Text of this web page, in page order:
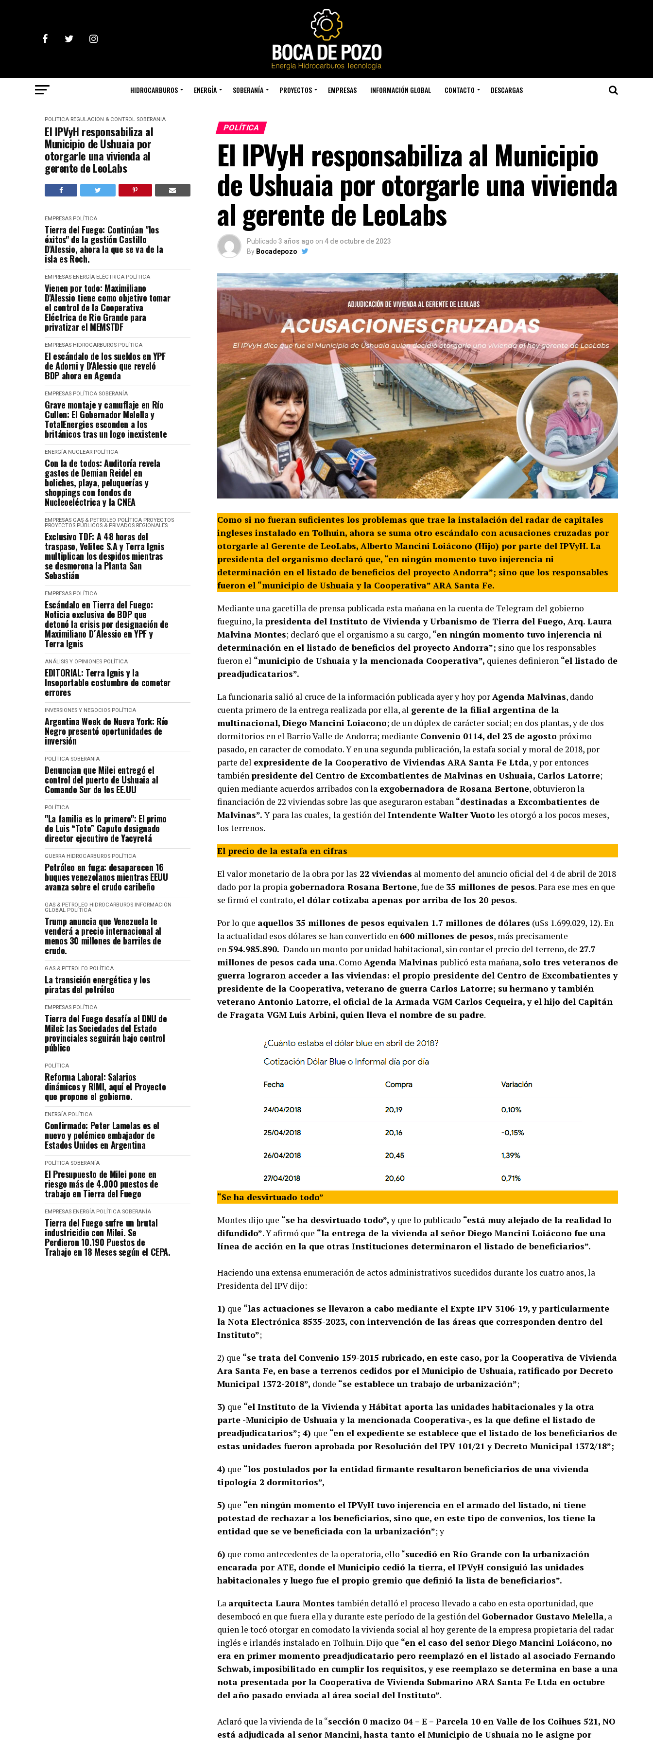
HIDROCARBUROS ENERGÍA SOBERANÍA PROYECTOS EMPRESAS INFORMACIÓN GLOBAL CONTACTO DESCARGAS
POLÍTICA REGULACIÓN & CONTROL SOBERANÍA
El IPVyH responsabiliza al
Municipio de Ushuaia por
otorgarle una vivienda al
gerente de LeoLabs
EMPRESAS POLÍTICA
Tierra del Fuego: Continúan "los
éxitos" de la gestión Castillo
D'Alessio, ahora la que se va de la
isla es Roch.
EMPRESAS ENERGÍA ELÉCTRICA POLÍTICA
Vienen por todo: Maximiliano
D'Alessio tiene como objetivo tomar
el control de la Cooperativa
Eléctrica de Rio Grande para
privatizar el MEMSTDF
EMPRESAS HIDROCARBUROS POLÍTICA
El escándalo de los sueldos en YPF
de Adorni y D'Alessio que reveló
BDP ahora en Agenda
EMPRESAS POLÍTICA SOBERANÍA
Grave montaje y camuflaje en Río
Cullen: El Gobernador Melella y
TotalEnergies esconden a los
británicos tras un logo inexistente
ENERGÍA NUCLEAR POLÍTICA
Con la de todos: Auditoría revela
gastos de Demian Reidel en
boliches, playa, peluquerías y
shoppings con fondos de
Nucleoeléctrica y la CNEA
EMPRESAS GAS & PETROLEO POLÍTICA PROYECTOS
PROYECTOS PÚBLICOS & PRIVADOS REGIONALES
Exclusivo TDF: A 48 horas del
traspaso, Velitec S.A y Terra Ignis
multiplican los despidos mientras
se desmorona la Planta San
Sebastián
EMPRESAS POLÍTICA
Escándalo en Tierra del Fuego:
Noticia exclusiva de BDP que
detonó la crisis por designación de
Maximiliano D´Alessio en YPF y
Terra Ignis
ANÁLISIS Y OPINIONES POLÍTICA
EDITORIAL: Terra Ignis y la
Insoportable costumbre de cometer
errores
INVERSIONES Y NEGOCIOS POLÍTICA
Argentina Week de Nueva York: Río
Negro presentó oportunidades de
inversión
POLÍTICA SOBERANÍA
Denuncian que Milei entregó el
control del puerto de Ushuaia al
Comando Sur de los EE.UU
POLÍTICA
"La familia es lo primero": El primo
de Luis “Toto” Caputo designado
director ejecutivo de Yacyretá
GUERRA HIDROCARBUROS POLÍTICA
Petróleo en fuga: desaparecen 16
buques venezolanos mientras EEUU
avanza sobre el crudo caribeño
GAS & PETROLEO HIDROCARBUROS INFORMACIÓN
GLOBAL POLÍTICA
Trump anuncia que Venezuela le
venderá a precio internacional al
menos 30 millones de barriles de
crudo.
GAS & PETROLEO POLÍTICA
La transición energética y los
piratas del petróleo
EMPRESAS POLÍTICA
Tierra del Fuego desafía al DNU de
Milei: las Sociedades del Estado
provinciales seguirán bajo control
público
POLÍTICA
Reforma Laboral: Salarios
dinámicos y RIMI, aquí el Proyecto
que propone el gobierno.
ENERGÍA POLÍTICA
Confirmado: Peter Lamelas es el
nuevo y polémico embajador de
Estados Unidos en Argentina
POLÍTICA SOBERANÍA
El Presupuesto de Milei pone en
riesgo más de 4.000 puestos de
trabajo en Tierra del Fuego
EMPRESAS ENERGÍA POLÍTICA SOBERANÍA
Tierra del Fuego sufre un brutal
industricidio con Milei. Se
Perdieron 10.190 Puestos de
Trabajo en 18 Meses según el CEPA.
POLÍTICA
El IPVyH responsabiliza al Municipio
de Ushuaia por otorgarle una vivienda
al gerente de LeoLabs
Publicado 3 años ago on 4 de octubre de 2023
By Bocadepozo
Como si no fueran suficientes los problemas que trae la instalación del radar de capitales
ingleses instalado en Tolhuin, ahora se suma otro escándalo con acusaciones cruzadas por
otorgarle al Gerente de LeoLabs, Alberto Mancini Loiácono (Hijo) por parte del IPVyH. La
presidenta del organismo declaró que, “en ningún momento tuvo injerencia ni
determinación en el listado de beneficios del proyecto Andorra”; sino que los responsables
fueron el “municipio de Ushuaia y la Cooperativa” ARA Santa Fe.
Mediante una gacetilla de prensa publicada esta mañana en la cuenta de Telegram del gobierno
fueguino, la presidenta del Instituto de Vivienda y Urbanismo de Tierra del Fuego, Arq. Laura
Malvina Montes; declaró que el organismo a su cargo, “en ningún momento tuvo injerencia ni
determinación en el listado de beneficios del proyecto Andorra”; sino que los responsables
fueron el “municipio de Ushuaia y la mencionada Cooperativa”, quienes definieron “el listado de
preadjudicatarios”.
La funcionaria salió al cruce de la información publicada ayer y hoy porAgenda Malvinas, dando
cuenta primero de la entrega realizada por ella, al gerente de la filial argentina de la
multinacional, Diego Mancini Loiacono; de un dúplex de carácter social; en dos plantas, y de dos
dormitorios en el Barrio Valle de Andorra; mediante Convenio 0114, del 23 de agosto próximo
pasado, en caracter de comodato. Y en una segunda publicación, la estafa social y moral de 2018, por
parte del expresidente de la Cooperativo de Viviendas ARA Santa Fe Ltda, y por entonces
también presidente del Centro de Excombatientes de Malvinas en Ushuaia, Carlos Latorre;
quien mediante acuerdos arribados con la exgobernadora de Rosana Bertone, obtuvieron la
financiación de 22 viviendas sobre las que aseguraron estaban “destinadas a Excombatientes de
Malvinas”. Y para las cuales, la gestión del Intendente Walter Vuoto les otorgó a los pocos meses,
los terrenos.
El precio de la estafa en cifras
El valor monetario de la obra por las 22 viviendas al momento del anuncio oficial del 4 de abril de 2018
dado por la propia gobernadora Rosana Bertone, fue de 35 millones de pesos. Para ese mes en que
se firmó el contrato, el dólar cotizaba apenas por arriba de los 20 pesos.
Por lo que aquellos 35 millones de pesos equivalen 1.7 millones de dólares (u$s 1.699.029, 12). En
la actualidad esos dólares se han convertido en 600 millones de pesos, más precisamente
en594.985.890. Dando un monto por unidad habitacional, sin contar el precio del terreno, de 27.7
millones de pesos cada una. Como Agenda Malvinas publicó esta mañana, solo tres veteranos de
guerra lograron acceder a las viviendas: el propio presidente del Centro de Excombatientes y
presidente de la Cooperativa, veterano de guerra Carlos Latorre; su hermano y también
veterano Antonio Latorre, el oficial de la Armada VGM Carlos Cequeira, y el hijo del Capitán
de Fragata VGM Luis Arbini, quien lleva el nombre de su padre.
“Se ha desvirtuado todo”
Montes dijo que “se ha desvirtuado todo”,y que lo publicado “está muy alejado de la realidad lo
difundido”. Y afirmó que “la entrega de la vivienda al señor Diego Mancini Loiácono fue una
línea de acción en la que otras Instituciones determinaron el listado de beneficiarios”.
Haciendo una extensa enumeración de actos administrativos sucedidos durante los cuatro años, la
Presidenta del IPV dijo:
1) que “las actuaciones se llevaron a cabo mediante el Expte IPV 3106-19, y particularmente
la Nota Electrónica 8535-2023, con intervención de las áreas que corresponden dentro del
Instituto”;
2) que “se trata del Convenio 159-2015 rubricado, en este caso, por la Cooperativa de Vivienda
Ara Santa Fe, en base a terrenos cedidos por el Municipio de Ushuaia, ratificado por Decreto
Municipal 1372-2018”, donde “se establece un trabajo de urbanización”;
3) que “el Instituto de la Vivienda y Hábitat aporta las unidades habitacionales y la otra
parte -Municipio de Ushuaia y la mencionada Cooperativa-, es la que define el listado de
preadjudicatarios”; 4) que “en el expediente se establece que el listado de los beneficiarios de
estas unidades fueron aprobada por Resolución del IPV 101/21 y Decreto Municipal 1372/18”;
4) que “los postulados por la entidad firmante resultaron beneficiarios de una vivienda
tipología 2 dormitorios”,
5) que “en ningún momento el IPVyH tuvo injerencia en el armado del listado, ni tiene
potestad de rechazar a los beneficiarios, sino que, en este tipo de convenios, los tiene la
entidad que se ve beneficiada con la urbanización”; y
6) que como antecedentes de la operatoria, ello “sucedió en Río Grande con la urbanización
encarada por ATE, donde el Municipio cedió la tierra, el IPVyH consiguió las unidades
habitacionales y luego fue el propio gremio que definió la lista de beneficiarios”.
La arquitecta Laura Montes también detalló el proceso llevado a cabo en esta oportunidad, que
desembocó en que fuera ella y durante este período de la gestión del Gobernador Gustavo Melella, a
quien le tocó otorgar en comodato la vivienda social al hoy gerente de la empresa propietaria del radar
inglés e irlandés instalado en Tolhuin. Dijo que “en el caso del señor Diego Mancini Loiácono, no
era en primer momento preadjudicatario pero reemplazó en el listado al asociado Fernando
Schwab, imposibilitado en cumplir los requisitos, y ese reemplazo se determina en base a una
nota presentada por la Cooperativa de Vivienda Submarino ARA Santa Fe Ltda en octubre
del año pasado enviada al área social del Instituto”.
Aclaró que la vivienda de la “sección 0 macizo 04 – E – Parcela 10 en Valle de los Coihues 521, NO
está adjudicada al señor Mancini, hasta tanto el Municipio de Ushuaia no le asigne por